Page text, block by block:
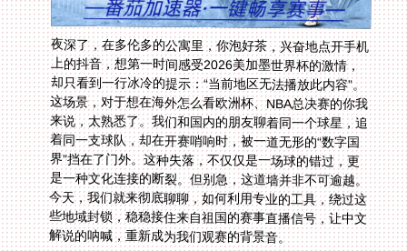
夜深了，在多伦多的公寓里，你泡好茶，兴奋地点开手机
上的抖音，想第一时间感受2026美加墨世界杯的激情，
却只看到一行冰冷的提示：“当前地区无法播放此内容”。
这场景，对于想在海外怎么看欧洲杯、NBA总决赛的你我
来说，太熟悉了。我们和国内的朋友聊着同一个球星，追
着同一支球队，却在开赛哨响时，被一道无形的“数字国
界”挡在了门外。这种失落，不仅仅是一场球的错过，更
是一种文化连接的断裂。但别急，这道墙并非不可逾越。
今天，我们就来彻底聊聊，如何利用专业的工具，绕过这
些地域封锁，稳稳接住来自祖国的赛事直播信号，让中文
解说的呐喊，重新成为我们观赛的背景音。